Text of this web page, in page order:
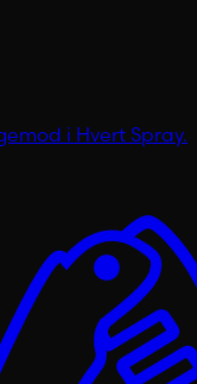
i Hvert Spray.